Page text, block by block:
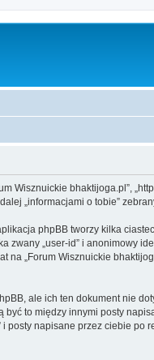
Wisznuickie bhaktijoga.pl”,
dalej „informacjami o tobie”
phpBB tworzy kilka
„user-id” i anonimowy
„Forum Wisznuickie
ale ich ten dokument nie
to między innymi posty
posty napisane przez ciebie po